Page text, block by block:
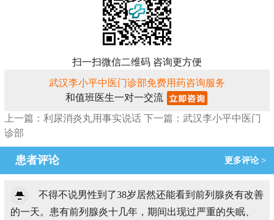
扫一扫微信二维码 咨询更方便
武汉李小平中医门诊部免费用药咨询服务
和值班医生一对一交流
上一篇：利尿消炎丸用事实说话 下一篇：武汉李小平中医门
诊部
患者评论 更多评论 >
不得不说男性到了38岁居然还能看到前列腺炎有改善
的一天。患有前列腺炎十几年，期间出现过严重的失眠、